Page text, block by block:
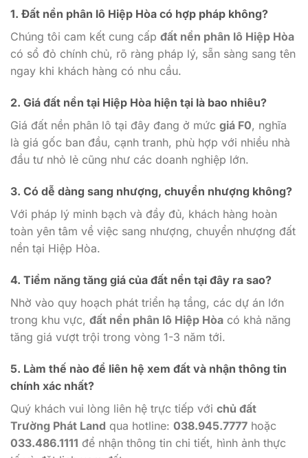
1. Đất nền phân lô Hiệp Hòa có hợp pháp không?
Chúng tôi cam kết cung cấp đất nền phân lô Hiệp Hòa
có sổ đỏ chính chủ, rõ ràng pháp lý, sẵn sàng sang tên
ngay khi khách hàng có nhu cầu.
2. Giá đất nền tại Hiệp Hòa hiện tại là bao nhiêu?
Giá đất nền phân lô tại đây đang ở mức giá F0, nghĩa
là giá gốc ban đầu, cạnh tranh, phù hợp với nhiều nhà
đầu tư nhỏ lẻ cũng như các doanh nghiệp lớn.
3. Có dễ dàng sang nhượng, chuyển nhượng không?
Với pháp lý minh bạch và đầy đủ, khách hàng hoàn
toàn yên tâm về việc sang nhượng, chuyển nhượng đất
nền tại Hiệp Hòa.
4. Tiềm năng tăng giá của đất nền tại đây ra sao?
Nhờ vào quy hoạch phát triển hạ tầng, các dự án lớn
trong khu vực, đất nền phân lô Hiệp Hòa có khả năng
tăng giá vượt trội trong vòng 1-3 năm tới.
5. Làm thế nào để liên hệ xem đất và nhận thông tin
chính xác nhất?
Quý khách vui lòng liên hệ trực tiếp với chủ đất
Trường Phát Land qua hotline: 038.945.7777 hoặc
033.486.1111 để nhận thông tin chi tiết, hình ảnh thực